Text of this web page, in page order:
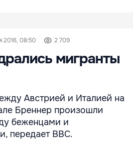
2016, 08:50 2 709
мигранты
Австрией и Италией на
Бреннер произошли
беженцами и
передает ВВС.